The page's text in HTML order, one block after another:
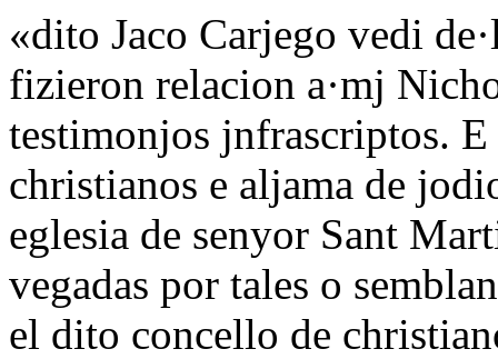
«dito Jaco Carjego vedi
fizieron relacion a·mj
testimonjos jnfrascriptos.
christianos e aljama de
eglesia de senyor Sant
vegadas por tales o
el dito concello de